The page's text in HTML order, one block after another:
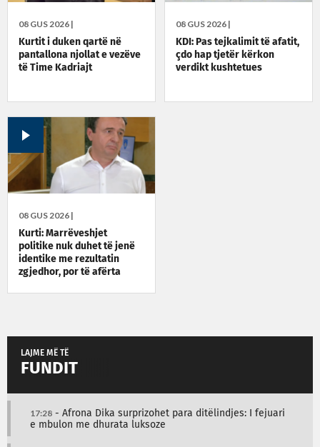
08 GUS 2026 |
Kurtit i duken qartë në
pantallona njollat e vezëve
të Time Kadriajt
08 GUS 2026 |
KDI: Pas tejkalimit të afatit,
çdo hap tjetër kërkon
verdikt kushtetues
08 GUS 2026 |
Kurti: Marrëveshjet
politike nuk duhet të jenë
identike me rezultatin
zgjedhor, por të afërta
LAJME MË TË
FUNDIT
17:28 - Afrona Dika surprizohet para ditëlindjes: I fejuari
e mbulon me dhurata luksoze